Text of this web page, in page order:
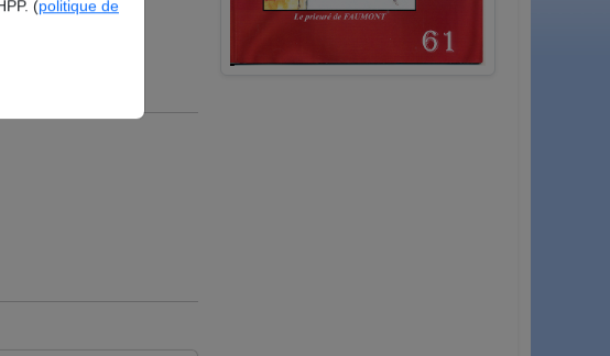
en 2007. Ce
la rubrique La
(politique de